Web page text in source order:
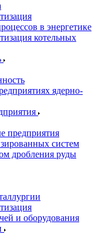
в энергетике
котельных
ядерно-
предприятия
систем
дробления руды
и оборудования